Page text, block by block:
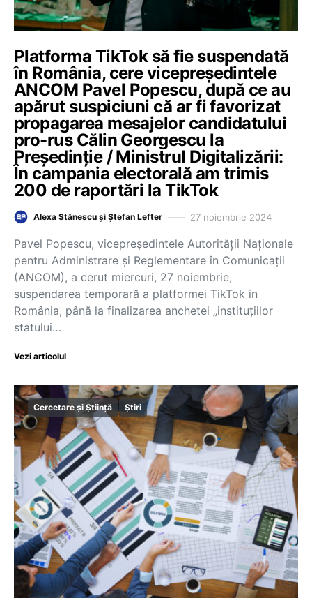
Platforma TikTok să fie suspendată
în România, cere vicepreședintele
ANCOM Pavel Popescu, după ce au
apărut suspiciuni că ar fi favorizat
propagarea mesajelor candidatului
pro-rus Călin Georgescu la
Președinție / Ministrul Digitalizării:
În campania electorală am trimis
200 de raportări la TikTok
Alexa Stănescu și Ștefan Lefter 27 noiembrie 2024
Pavel Popescu, vicepreşedintele Autorităţii Naţionale
pentru Administrare şi Reglementare în Comunicaţii
(ANCOM), a cerut miercuri, 27 noiembrie,
suspendarea temporară a platformei TikTok în
România, până la finalizarea anchetei „instituțiilor
statului…
Vezi articolul
Cercetare și Știință Știri